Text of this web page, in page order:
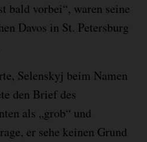
bald vorbei“, waren seine
Davos in St. Petersburg
Selenskyj beim Namen
den Brief des
als „grob“ und
er sehe keinen Grund